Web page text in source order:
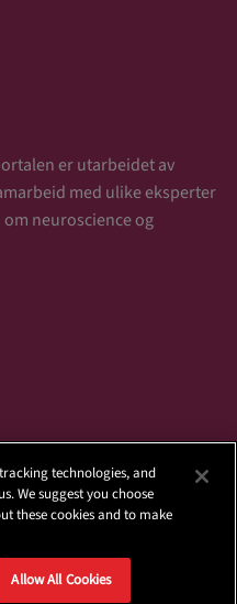
er utarbeidet av
med ulike eksperter
neuroscience og
0019
technologies, and
We suggest you choose
these cookies and to make
Allow All Cookies